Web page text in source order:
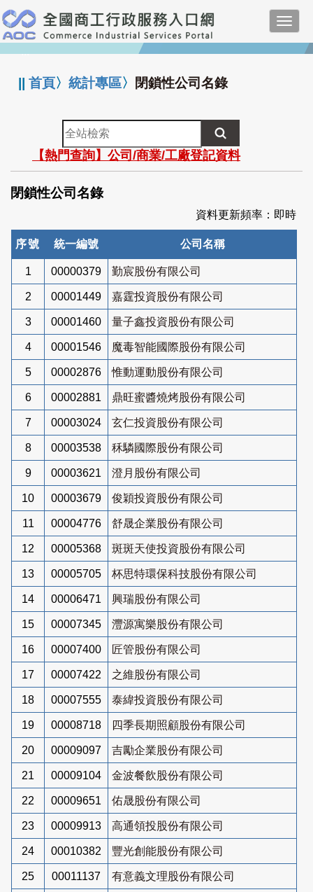
跳
到
主
要
:::
||首頁〉統計專區〉 閉鎖性公司名錄
全
站
檢
索
【熱門查詢】公司/商業/工廠登記資料
閉鎖性公司名錄
資料更新頻率：即時
序號 統一編號 公司名稱
1 00000379 勤宸股份有限公司
2 00001449 嘉霆投資股份有限公司
3 00001460 量子鑫投資股份有限公司
4 00001546 魔毒智能國際股份有限公司
5 00002876 惟動運動股份有限公司
6 00002881 鼎旺蜜醬燒烤股份有限公司
7 00003024 玄仁投資股份有限公司
8 00003538 秝驎國際股份有限公司
9 00003621 澄月股份有限公司
10 00003679 俊穎投資股份有限公司
11 00004776 舒晟企業股份有限公司
12 00005368 斑斑天使投資股份有限公司
13 00005705 杯思特環保科技股份有限公司
14 00006471 興瑞股份有限公司
15 00007345 灃源寓樂股份有限公司
16 00007400 匠管股份有限公司
17 00007422 之維股份有限公司
18 00007555 泰緯投資股份有限公司
19 00008718 四季長期照顧股份有限公司
20 00009097 吉勵企業股份有限公司
21 00009104 金波餐飲股份有限公司
22 00009651 佑晟股份有限公司
23 00009913 高通領投股份有限公司
24 00010382 豐光創能股份有限公司
25 00011137 有意義文理股份有限公司